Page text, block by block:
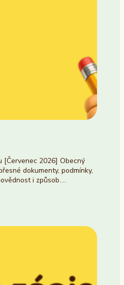
[Červenec 2026] Obecný
dokumenty, podmínky,
i způsob…